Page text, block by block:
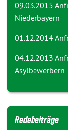
09.03.2015
Niederbayern
01.12.2014
04.12.2013
Asylbewerbern
Redebeiträge